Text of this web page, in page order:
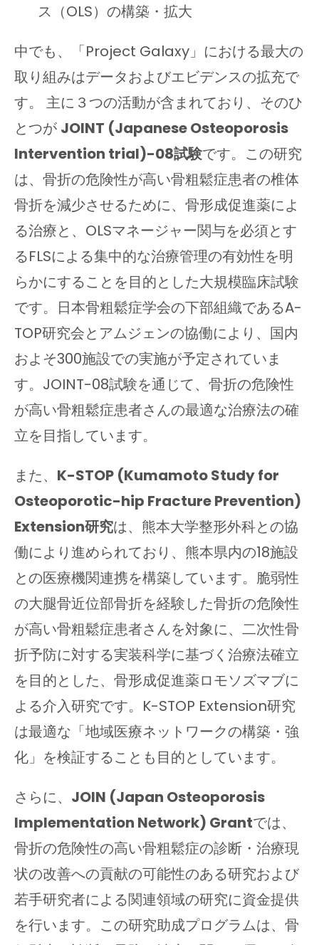
ス（OLS）の構築・拡大
中でも、「Project Galaxy」における最大の
取り組みはデータおよびエビデンスの拡充で
す。 主に３つの活動が含まれており、そのひ
とつが JOINT (Japanese Osteoporosis
Intervention trial)-08試験です。この研究
は、骨折の危険性が高い骨粗鬆症患者の椎体
骨折を減少させるために、骨形成促進薬によ
る治療と、OLSマネージャー関与を必須とす
るFLSによる集中的な治療管理の有効性を明
らかにすることを目的とした大規模臨床試験
です。日本骨粗鬆症学会の下部組織であるA-
TOP研究会とアムジェンの協働により、国内
およそ300施設での実施が予定されていま
す。JOINT-08試験を通じて、骨折の危険性
が高い骨粗鬆症患者さんの最適な治療法の確
立を目指しています。
また、 K-STOP (Kumamoto Study for
Osteoporotic-hip Fracture Prevention)
Extension研究は、熊本大学整形外科との協
働により進められており、熊本県内の18施設
との医療機関連携を構築しています。脆弱性
の大腿骨近位部骨折を経験した骨折の危険性
が高い骨粗鬆症患者さんを対象に、二次性骨
折予防に対する実装科学に基づく治療法確立
を目的とした、骨形成促進薬ロモソズマブに
よる介入研究です。K-STOP Extension研究
は最適な「地域医療ネットワークの構築・強
化」を検証することも目的としています。
さらに、 JOIN (Japan Osteoporosis
Implementation Network) Grantでは、
骨折の危険性の高い骨粗鬆症の診断・治療現
状の改善への貢献の可能性のある研究および
若手研究者による関連領域の研究に資金提供
を行います。この研究助成プログラムは、骨